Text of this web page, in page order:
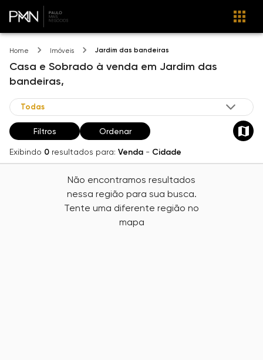
Home Imóveis Jardim das bandeiras
Casa e Sobrado à venda em Jardim das
bandeiras,
Filtros Ordenar
Exibindo 0 resultados para: Venda - Cidade
Não encontramos resultados
nessa região para sua busca.
Tente uma diferente região no
mapa